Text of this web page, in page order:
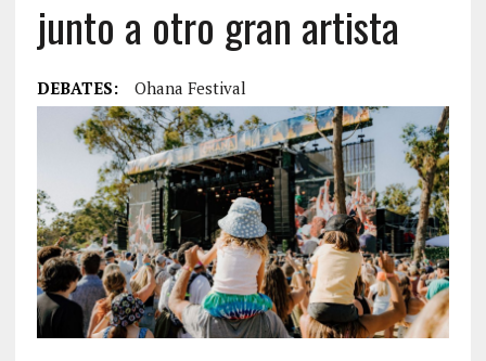
junto a otro gran artista
DEBATES: Ohana Festival